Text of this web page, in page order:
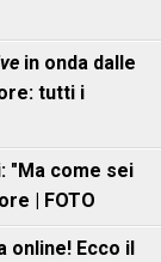
in onda dalle
tutti i
"Ma come sei
| FOTO
online! Ecco il